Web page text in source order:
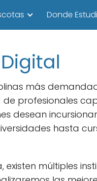
Donde
más
de profesionales
desean
hasta
múltiples